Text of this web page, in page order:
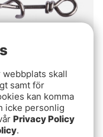
Quick Snap Stl. 1
skall
samt för
kan komma
icke personlig
Privacy Policy
.